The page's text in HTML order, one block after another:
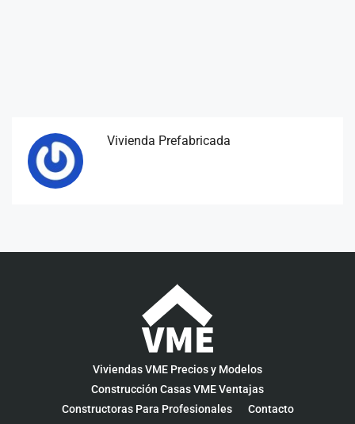
Vivienda Prefabricada
Viviendas VME Precios y Modelos
Construcción Casas VME Ventajas
Constructoras Para Profesionales
Contacto